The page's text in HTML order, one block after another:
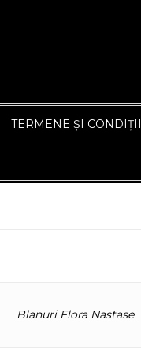
TERMENE ȘI CONDIȚII
Blanuri Flora Nastase